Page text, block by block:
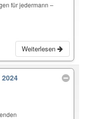
für jedermann –
Weiterlesen